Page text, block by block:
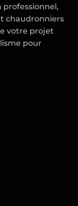
professionnel,
chaudronniers
votre projet
pour